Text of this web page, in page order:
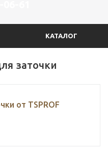
КАТАЛОГ
заточки
от TSPROF